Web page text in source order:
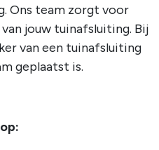
Ons team zorgt voor
jouw tuinafsluiting. Bij
van een tuinafsluiting
geplaatst is.